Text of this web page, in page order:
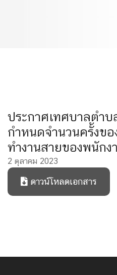
ประกาศเทศบาลตำบ
กำหนดจำนวนครั้งขอ
ทำงานสายของพนัก
2 ตุลาคม 2023
ดาวน์โหลดเอกสาร